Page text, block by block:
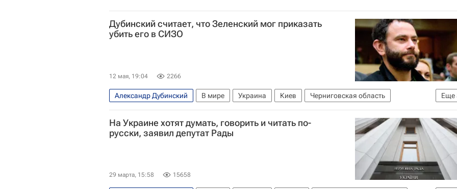
Дубинский считает, что Зеленский мог приказать
убить его в СИЗО
12 мая, 19:04 2266
Еще
Александр Дубинский В мире Украина Киев
Черниговская область
Владимир Зеленский
Национальное антикоррупционное бюро Украины (НАБУ)
Верховная Рада Украины
На Украине хотят думать, говорить и читать по-
русски, заявил депутат Рады
29 марта, 15:58 15658